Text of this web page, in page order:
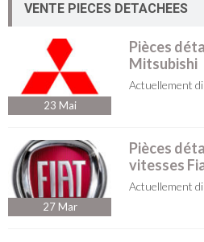
VENTE PIECES DETACHEES
23 Mai
Pièces
Mitsubishi
Actuellement
27 Mar
Pièces
vitesses
Actuellement